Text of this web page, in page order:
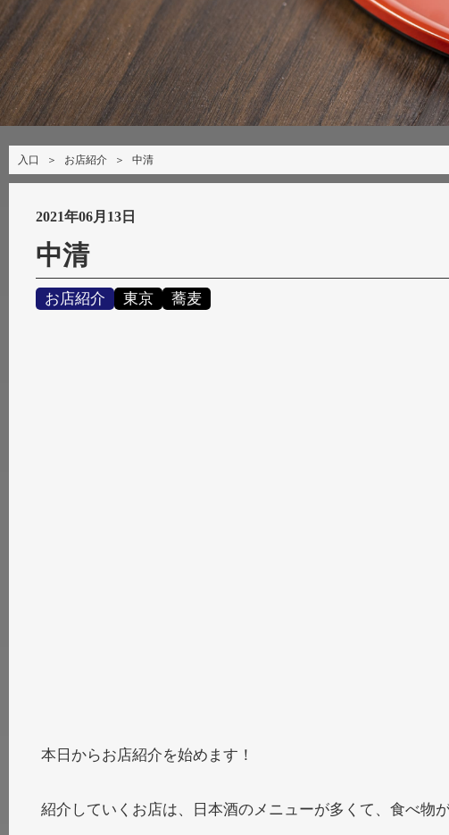
入口 ＞ お店紹介 ＞ 中清
2021年06月13日
中清
お店紹介 東京 蕎麦
本日からお店紹介を始めます！
紹介していくお店は、日本酒のメニューが多くて、食べ物